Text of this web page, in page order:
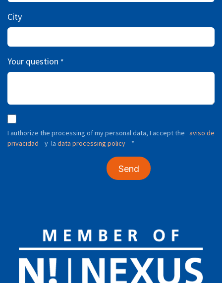
City
Your question *
I authorize the processing of my personal data, I accept the aviso de
privacidad
y la data processing policy *
Send